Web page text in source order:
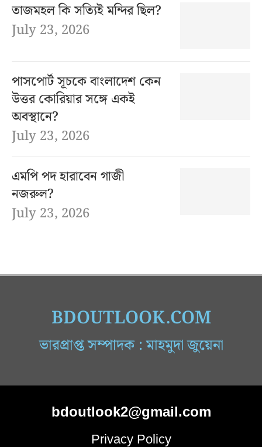
তাজমহল কি সত্যিই মন্দির ছিল?
July 23, 2026
পাসপোর্ট সূচকে বাংলাদেশ কেন
উত্তর কোরিয়ার সঙ্গে একই
অবস্থানে?
July 23, 2026
এমপি পদ হারাবেন গাজী
নজরুল?
July 23, 2026
BDOUTLOOK.COM
ভারপ্রাপ্ত সম্পাদক : মাহমুদা জুয়েনা
bdoutlook2@gmail.com
Privacy Policy